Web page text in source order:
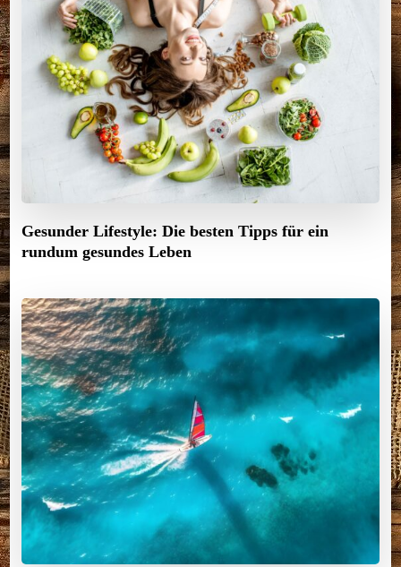
Gesunder Lifestyle: Die besten Tipps für ein
rundum gesundes Leben